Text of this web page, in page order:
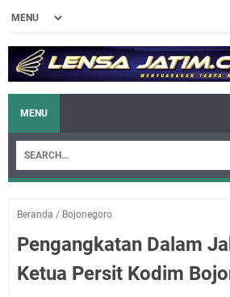
MENU
Beranda / Bojonegoro
Pengangkatan Dalam
Ketua Persit Kodim